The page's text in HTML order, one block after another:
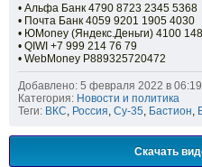
• Альфа Банк 4790 8723 2345 5368
• Почта Банк 4059 9201 1905 4030
• ЮMoney (Яндекс.Деньги) 4100
• QIWI +7 999 214 76 79
• WebMoney P889325720472
Добавлено: 5 февраля 2022 в 06:19
Категория: Новости и политика
Теги: ВКС, Россия, Су-35, Бастион,
Скачать